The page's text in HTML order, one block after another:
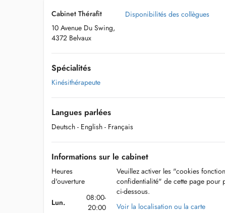
Cabinet Thérafit
10 Avenue Du Swing,
4372 Belvaux
Disponibilités des collègues
Spécialités
Kinésithérapeute
Langues parlées
Deutsch - English - Français
Informations sur le cabinet
Heures
d'ouverture
Lun.
08:00-
20:00
Veuillez activer les "cookies
confidentialité" de cette page pour
ci-dessous.
Voir la localisation ou la carte